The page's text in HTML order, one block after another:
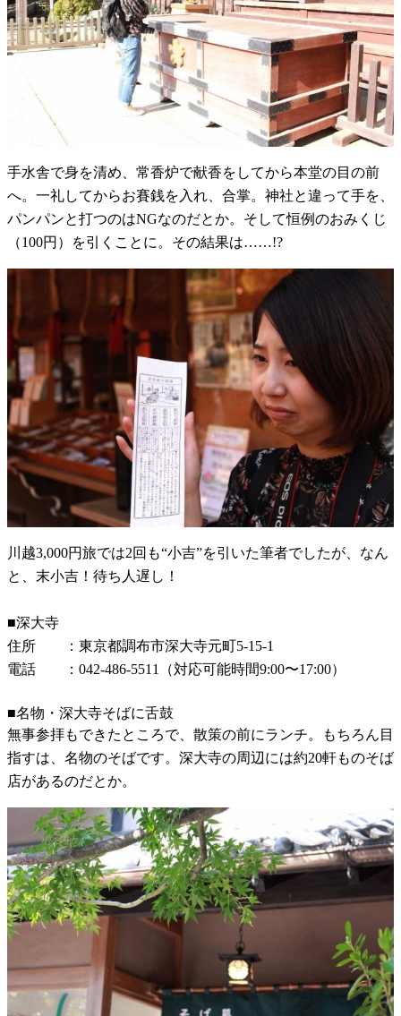
手水舎で身を清め、常香炉で献香をしてから本堂の目の前
へ。一礼してからお賽銭を入れ、合掌。神社と違って手を、
パンパンと打つのはNGなのだとか。そして恒例のおみくじ
（100円）を引くことに。その結果は……!?
川越3,000円旅では2回も“小吉”を引いた筆者でしたが、なん
と、末小吉！待ち人遅し！
■深大寺
住所 ：東京都調布市深大寺元町5-15-1
電話 ：042-486-5511（対応可能時間9:00〜17:00）
■名物・深大寺そばに舌鼓
無事参拝もできたところで、散策の前にランチ。もちろん目
指すは、名物のそばです。深大寺の周辺には約20軒ものそば
店があるのだとか。